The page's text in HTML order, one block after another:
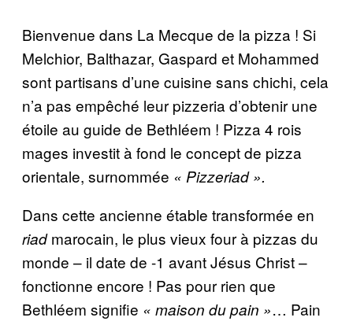
Bienvenue dans La Mecque de la pizza ! Si
Melchior, Balthazar, Gaspard et Mohammed
sont partisans d’une cuisine sans chichi, cela
n’a pas empêché leur pizzeria d’obtenir une
étoile au guide de Bethléem ! Pizza 4 rois
mages investit à fond le concept de pizza
orientale, surnommée « Pizzeriad ».
Dans cette ancienne étable transformée en
riadmarocain, le plus vieux four à pizzas du
monde – il date de -1 avant Jésus Christ –
fonctionne encore ! Pas pour rien que
Bethléem signifie « maison du pain »… Pain